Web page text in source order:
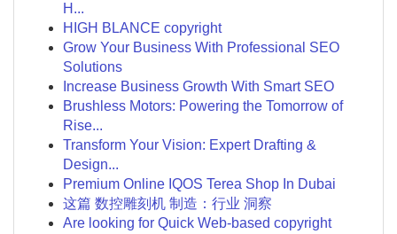
H...
HIGH BLANCE copyright
Grow Your Business With Professional SEO
Solutions
Increase Business Growth With Smart SEO
Brushless Motors: Powering the Tomorrow of
Rise...
Transform Your Vision: Expert Drafting &
Design...
Premium Online IQOS Terea Shop In Dubai
这篇 数控雕刻机 制造：行业 洞察
Are looking for Quick Web-based copyright